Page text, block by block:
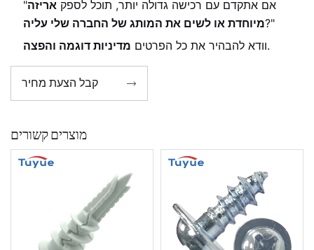
"אם אתקדם עם רכישה גדולה יותר, תוכל לספק אריזה
מיוחדת או לשים את המותג של החברה שלי עליה?"
וודא להבהיר את כל הפרטים מדיניות דוגמה והפצה .
קבל הצעת מחיר 
מוצרים קשורים